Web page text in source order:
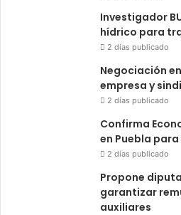
Investigador
hídrico para
2 días publicado
Negociación
empresa y
2 días publicado
Confirma
en Puebla
2 días publicado
Propone
garantizar
auxiliares